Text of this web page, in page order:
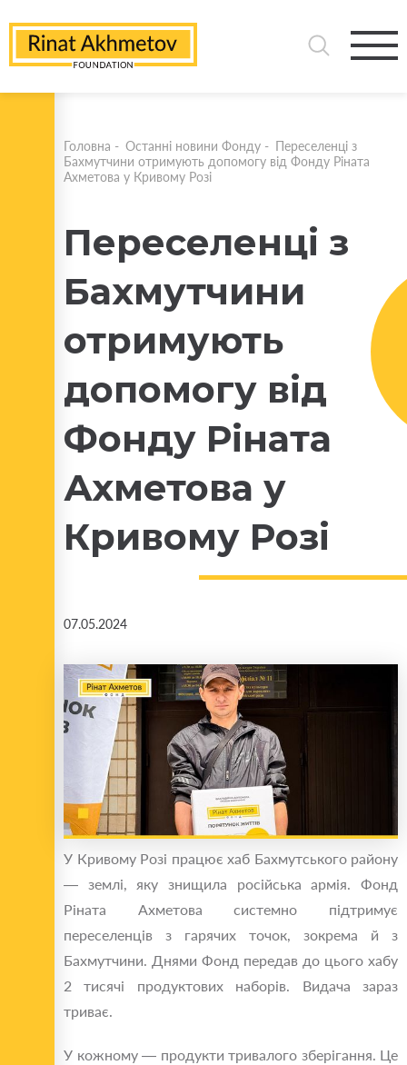
Головна - Останні новини Фонду - Переселенці з
Бахмутчини отримують допомогу від Фонду Ріната
Ахметова у Кривому Розі
Переселенці з
Бахмутчини
отримують
допомогу від
Фонду Ріната
Ахметова у
Кривому Розі
07.05.2024
У Кривому Розі працює хаб Бахмутського району
— землі, яку знищила російська армія. Фонд
Ріната Ахметова системно підтримує
переселенців з гарячих точок, зокрема й з
Бахмутчини. Днями Фонд передав до цього хабу
2 тисячі продуктових наборів. Видача зараз
триває.
У кожному — продукти тривалого зберігання. Це